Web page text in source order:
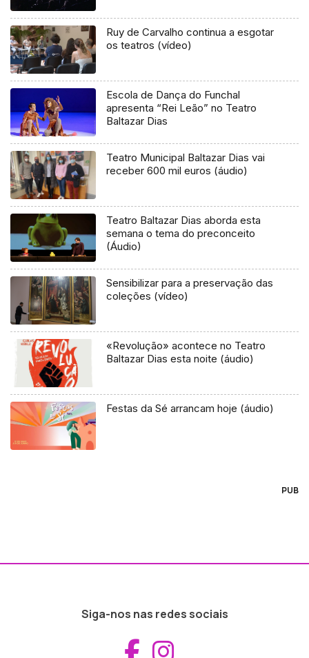
Ruy de Carvalho continua a esgotar
os teatros (vídeo)
Escola de Dança do Funchal
apresenta “Rei Leão” no Teatro
Baltazar Dias
Teatro Municipal Baltazar Dias vai
receber 600 mil euros (áudio)
Teatro Baltazar Dias aborda esta
semana o tema do preconceito
(Áudio)
Sensibilizar para a preservação das
coleções (vídeo)
«Revolução» acontece no Teatro
Baltazar Dias esta noite (áudio)
Festas da Sé arrancam hoje (áudio)
PUB
Siga-nos nas redes sociais
Aceder ao